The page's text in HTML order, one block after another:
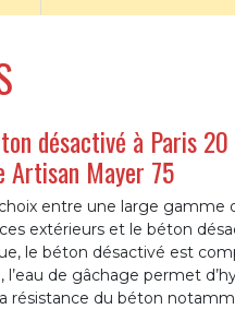
désactivé à Paris
Artisan Mayer 75
entre une large
extérieurs et le béton
le béton désactivé est
l’eau de gâchage permet
résistance du béton